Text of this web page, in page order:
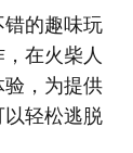
的趣味玩
在火柴人
，为提供
轻松逃脱